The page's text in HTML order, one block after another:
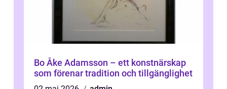
Bo Åke Adamsson – ett konstnärskap
som förenar tradition och tillgänglighet